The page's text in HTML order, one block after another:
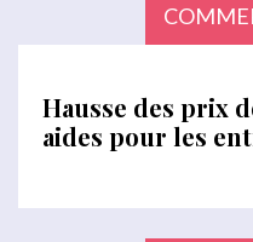
Hausse des prix
aides pour les